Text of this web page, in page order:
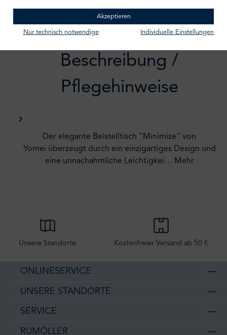
Beschreibung /
Pflegehinweise
Der elegante Beistelltisch "Minimize" von
Yomei überzeugt durch ein einzigartiges Design und
eine unnachahmliche Leichtigkei… Mehr
Unsere Standorte Kostenfreier Versand ab 50 €
ONLINESERVICE
UNSERE STANDORTE
SERVICE
RUMÖLLER
Akzeptieren
Nur technisch notwendige Individuelle Einstellungen